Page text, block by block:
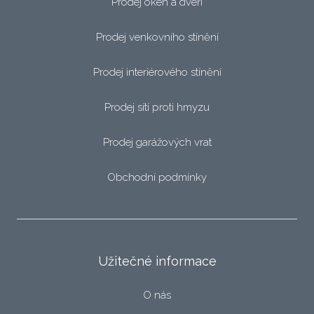
Prodej venkovního stínění
Prodej interiérového stínění
Prodej sítí proti hmyzu
Prodej garážových vrat
Obchodní podmínky
Užitečné informace
O nás